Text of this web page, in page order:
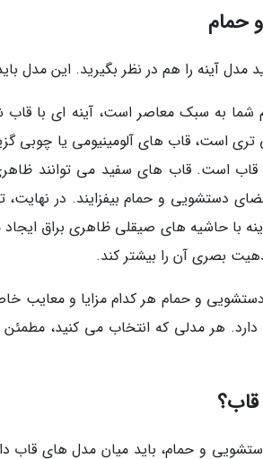
حمام
مدل آینه را هم در نظر بگیرید. این
به سبک معاصر است، آینه ای با
است، قاب های آلومینیومی یا چوبی
است. قاب های سفید می توانند
دستشویی و حمام بیفزایند. در
با حاشیه های صیقلی ظاهری براق
بصری آن را بیشتر کند.
و حمام هر کدام مزایا و معایب
هر مدلی که انتخاب می کنید،
قاب؟
و حمام، باید میان مدل های قاب